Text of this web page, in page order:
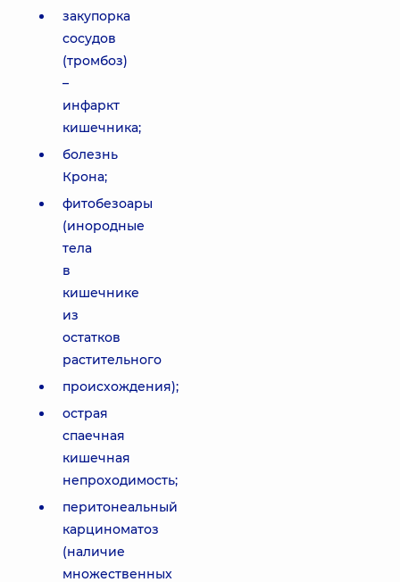
закупорка
сосудов
(тромбоз)
–
инфаркт
кишечника;
болезнь
Крона;
фитобезоары
(инородные
тела
в
кишечнике
из
остатков
растительного
происхождения);
острая
спаечная
кишечная
непроходимость;
перитонеальный
карциноматоз
(наличие
множественных